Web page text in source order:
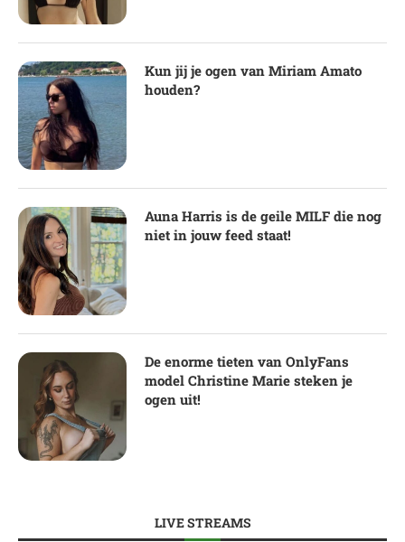
Kun jij je ogen van Miriam Amato
houden?
Auna Harris is de geile MILF die nog
niet in jouw feed staat!
De enorme tieten van OnlyFans
model Christine Marie steken je
ogen uit!
LIVE STREAMS